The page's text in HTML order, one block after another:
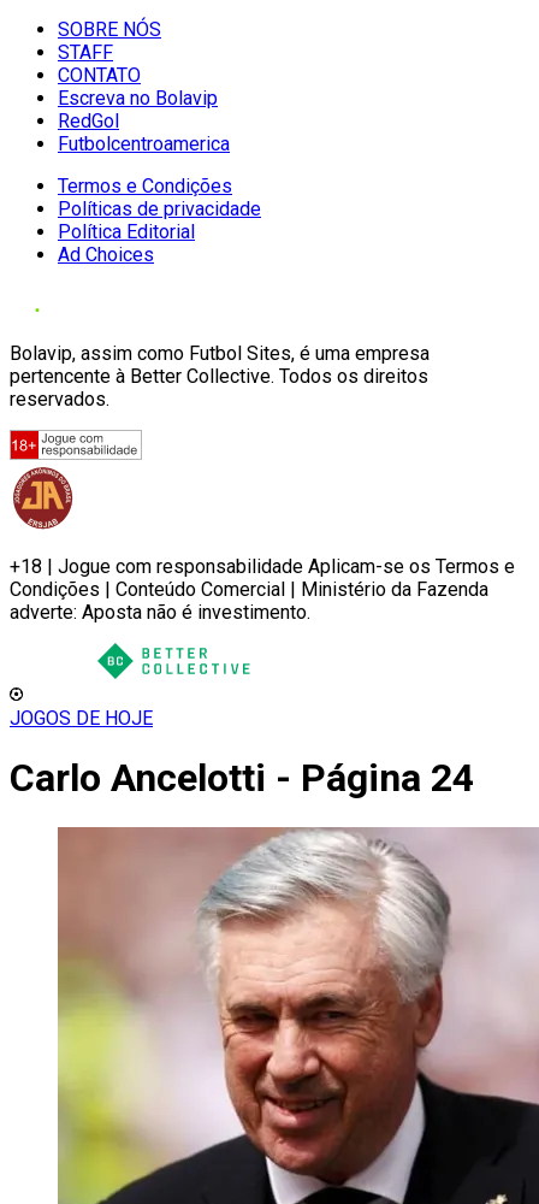
SOBRE NÓS
STAFF
CONTATO
Escreva no Bolavip
RedGol
Futbolcentroamerica
Termos e Condições
Políticas de privacidade
Política Editorial
Ad Choices
Bolavip, assim como Futbol Sites, é uma empresa
pertencente à Better Collective. Todos os direitos
reservados.
+18 | Jogue com responsabilidade Aplicam-se os Termos e
Condições | Conteúdo Comercial | Ministério da Fazenda
adverte: Aposta não é investimento.
JOGOS DE HOJE
Carlo Ancelotti - Página 24